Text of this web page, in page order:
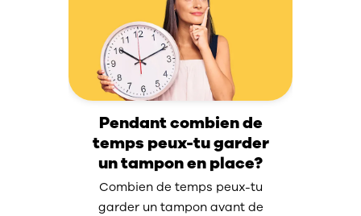
Pendant combien de
temps peux-tu garder
un tampon en place?
Combien de temps peux-tu
garder un tampon avant de